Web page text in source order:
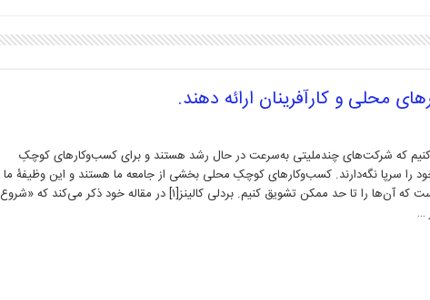
که شرکت‌های چندملیتی به‌سرعت در حال رشد هستند و برای کسب‌وکارهای کوچکِ
را سرپا نگه‌دارند. کسب‌وکارهای کوچکِ محلی بخشی از جامعه ما هستند و این وظیفۀ ما
شهروندان و سازمان‌هاست که آن‌ها را تا حد ممکن تشویق کنیم. بردلی کالینز[۱] در مقاله خود ذکر می‌کند که «شروع
…